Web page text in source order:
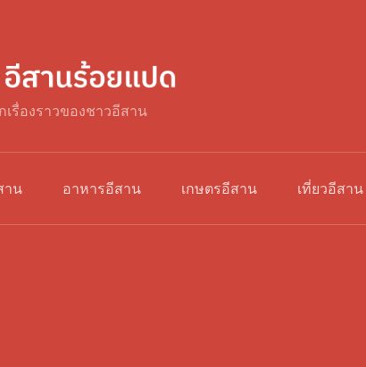
เรื่องราวของชาวอีสาน
าน อาหารอีสาน เกษตรอีสาน เที่ยวอีสาน